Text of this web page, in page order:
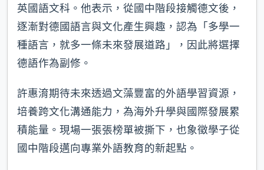
英國語文科。他表示，從國中階段接觸德文後，
逐漸對德國語言與文化產生興趣，認為「多學一
種語言，就多一條未來發展道路」，因此將選擇
德語作為副修。
許惠淯期待未來透過文藻豐富的外語學習資源，
培養跨文化溝通能力，為海外升學與國際發展累
積能量。現場一張張榜單被撕下，也象徵學子從
國中階段邁向專業外語教育的新起點。